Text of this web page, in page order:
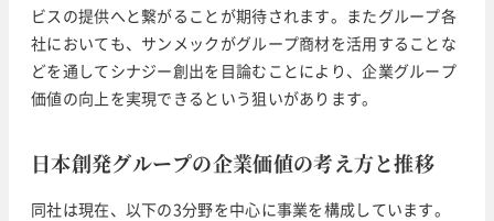
ビスの提供へと繋がることが期待されます。またグループ各
社においても、サンメックがグループ商材を活用することな
どを通してシナジー創出を目論むことにより、企業グループ
価値の向上を実現できるという狙いがあります。
日本創発グループの企業価値の考え方と推移
同社は現在、以下の3分野を中心に事業を構成しています。